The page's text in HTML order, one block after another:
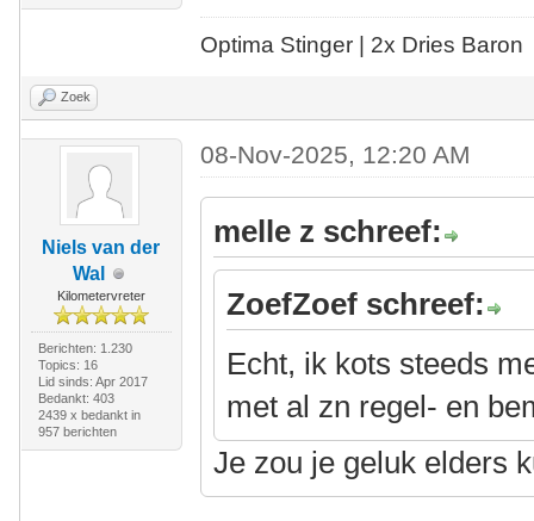
Optima Stinger | 2x Dries Baron
Zoek
Niels van der
Wal
Kilometervreter
Berichten: 1.230
Topics: 16
Lid sinds: Apr 2017
Bedankt: 403
2439 x bedankt in
957 berichten
08-Nov-2025, 12:20 AM
melle z schreef:
ZoefZoef schreef:
Echt, ik kots steeds
met al zn regel- en
Je zou je geluk elders